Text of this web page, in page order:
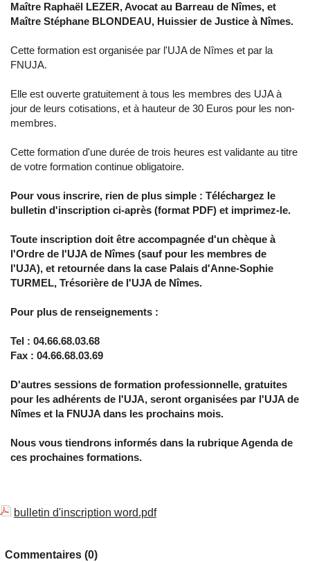
Maître Raphaël LEZER, Avocat au Barreau de Nîmes, et
Maître Stéphane BLONDEAU, Huissier de Justice à Nîmes.
Cette formation est organisée par l'UJA de Nîmes et par la
FNUJA.
Elle est ouverte gratuitement à tous les membres des UJA à
jour de leurs cotisations, et à hauteur de 30 Euros pour les non-
membres.
Cette formation d'une durée de trois heures est validante au titre
de votre formation continue obligatoire.
Pour vous inscrire, rien de plus simple : Téléchargez le
bulletin d'inscription ci-après (format PDF) et imprimez-le.
Toute inscription doit être accompagnée d'un chèque à
l'Ordre de l'UJA de Nîmes (sauf pour les membres de
l'UJA), et retournée dans la case Palais d'Anne-Sophie
TURMEL, Trésorière de l'UJA de Nîmes.
Pour plus de renseignements :
Tel : 04.66.68.03.68
Fax : 04.66.68.03.69
D'autres sessions de formation professionnelle, gratuites
pour les adhérents de l'UJA, seront organisées par l'UJA de
Nîmes et la FNUJA dans les prochains mois.
Nous vous tiendrons informés dans la rubrique Agenda de
ces prochaines formations.
bulletin d'inscription word.pdf
Commentaires (0)